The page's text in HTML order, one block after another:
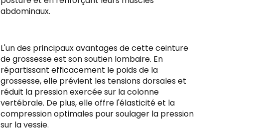
abdominaux.
L'un des principaux avantages de cette ceinture
de grossesse est son soutien lombaire. En
répartissant efficacement le poids de la
grossesse, elle prévient les tensions dorsales et
réduit la pression exercée sur la colonne
vertébrale. De plus, elle offre l'élasticité et la
compression optimales pour soulager la pression
sur la vessie.